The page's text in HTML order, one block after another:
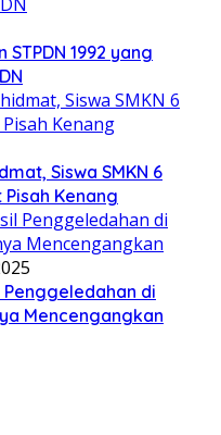
1992 yang
Siswa SMKN 6
Kenang
di
Mencengangkan